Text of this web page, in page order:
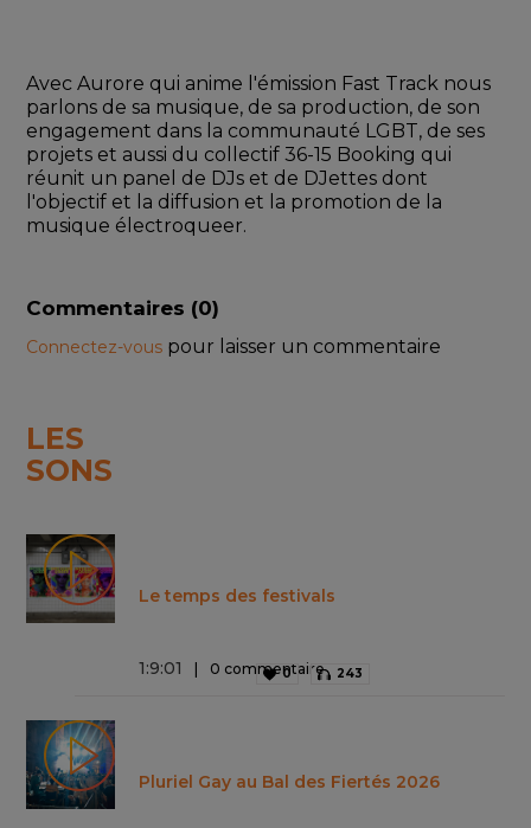
Avec Aurore qui anime l'émission Fast Track nous
parlons de sa musique, de sa production, de son
engagement dans la communauté LGBT, de ses
projets et aussi du collectif 36-15 Booking qui
réunit un panel de DJs et de DJettes dont
l'objectif et la diffusion et la promotion de la
musique électroqueer.
Commentaires (0)
Connectez-vous pour laisser un commentaire
LES
SONS
Le temps des festivals
1:9:01 0 commentaire
0 243
Pluriel Gay au Bal des Fiertés 2026